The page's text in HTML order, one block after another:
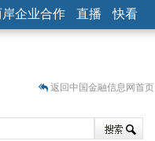
岸企业合作 直播 快看
返回中国金融信息网首页